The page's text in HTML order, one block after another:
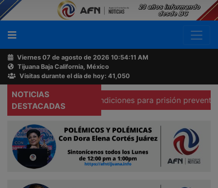
Viernes 07 de agosto de 2026 10:54:12 AM
Tijuana Baja California, México
Visitas durante el día de hoy: 41,050
NOTICIAS
DESTACADAS
que existen condiciones para prisión preventiva
Buscador
Acerca
de
AFN
Ventas
Contacto